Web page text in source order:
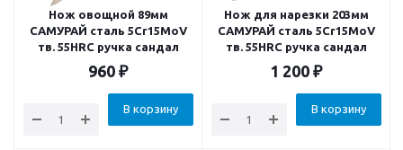
Нож овощной 89мм
САМУРАЙ сталь 5Cr15MoV
тв. 55HRC ручка сандал
960 ₽
В корзину
Нож для нарезки 203мм
САМУРАЙ сталь 5Cr15MoV
тв. 55HRC ручка сандал
1 200 ₽
В корзину